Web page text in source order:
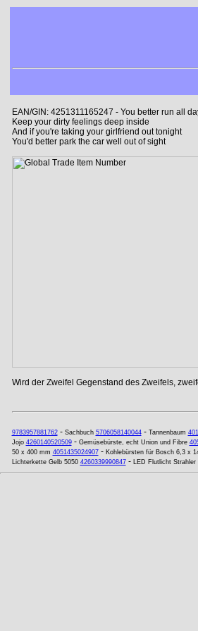
EAN/GIN: 4251311165247 - You better run all
Keep your dirty feelings deep inside
And if you're taking your girlfriend out tonight
You'd better park the car well out of sight
Wird der Zweifel Gegenstand des Zweifels,
9783957881762- Sachbuch 5706058140044- Tannenbaum
Jojo 4260140520509- Gemüsebürste, echt Union und Fibre
50 x 400 mm 4051435024907- Kohlebürsten für Bosch 6,3 x
Lichterkette Gelb 5050 4260339990847- LED Flutlicht